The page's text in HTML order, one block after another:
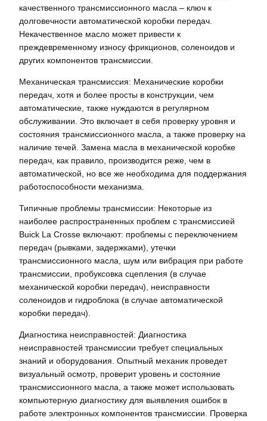
качественного трансмиссионного масла – ключ к
долговечности автоматической коробки передач.
Некачественное масло может привести к
преждевременному износу фрикционов, соленоидов и
других компонентов трансмиссии.
Механическая трансмиссия: Механические коробки
передач, хотя и более просты в конструкции, чем
автоматические, также нуждаются в регулярном
обслуживании. Это включает в себя проверку уровня и
состояния трансмиссионного масла, а также проверку на
наличие течей. Замена масла в механической коробке
передач, как правило, производится реже, чем в
автоматической, но все же необходима для поддержания
работоспособности механизма.
Типичные проблемы трансмиссии: Некоторые из
наиболее распространенных проблем с трансмиссией
Buick La Crosse включают: проблемы с переключением
передач (рывками, задержками), утечки
трансмиссионного масла, шум или вибрация при работе
трансмиссии, пробуксовка сцепления (в случае
механической коробки передач), неисправности
соленоидов и гидроблока (в случае автоматической
коробки передач).
Диагностика неисправностей: Диагностика
неисправностей трансмиссии требует специальных
знаний и оборудования. Опытный механик проведет
визуальный осмотр, проверит уровень и состояние
трансмиссионного масла, а также может использовать
компьютерную диагностику для выявления ошибок в
работе электронных компонентов трансмиссии. Проверка